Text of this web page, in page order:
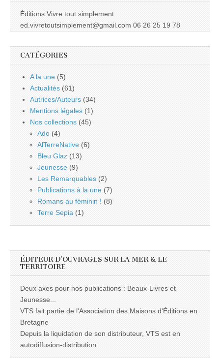
Éditions Vivre tout simplement
ed.vivretoutsimplement@gmail.com 06 26 25 19 78
CATÉGORIES
A la une (5)
Actualités (61)
Autrices/Auteurs (34)
Mentions légales (1)
Nos collections (45)
Ado (4)
AlTerreNative (6)
Bleu Glaz (13)
Jeunesse (9)
Les Remarquables (2)
Publications à la une (7)
Romans au féminin ! (8)
Terre Sepia (1)
ÉDITEUR D’OUVRAGES SUR LA MER & LE
TERRITOIRE
Deux axes pour nos publications : Beaux-Livres et
Jeunesse...
VTS fait partie de l'Association des Maisons d'Éditions en
Bretagne
Depuis la liquidation de son distributeur, VTS est en
autodiffusion-distribution.